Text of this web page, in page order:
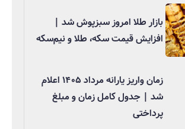
بازار طلا امروز سبزپوش شد |
افزایش قیمت سکه، طلا و نیم‌سکه
زمان واریز یارانه مرداد ۱۴۰۵ اعلام
شد | جدول کامل زمان و مبلغ
پرداختی